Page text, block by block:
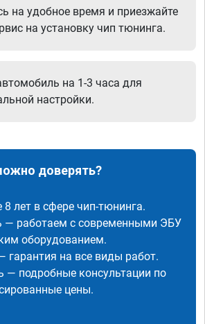
на удобное время и приезжайте
на установку чип тюнинга.
на 1-3 часа для
настройки.
доверять?
лет в сфере чип-тюнинга.
— работаем с современными ЭБУ
оборудованием.
гарантия на все виды работ.
— подробные консультации по
цены.